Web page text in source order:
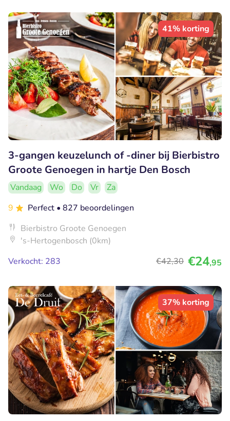
41% korting
3-gangen keuzelunch of -diner bij Bierbistro
Groote Genoegen in hartje Den Bosch
Vandaag Wo Do Vr
Za
9
Perfect • 827 beoordelingen
Bierbistro Groote Genoegen
's-Hertogenbosch (0km)
Verkocht: 283
€42,30 €24,95
37% korting